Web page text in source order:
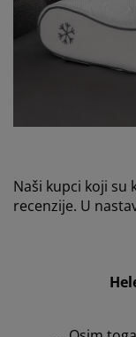
Naši kupci koji su
recenzije. U